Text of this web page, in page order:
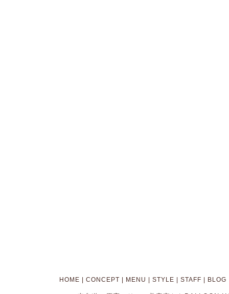
HOME CONCEPT MENU STYLE STAFF BLOG